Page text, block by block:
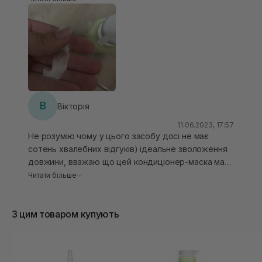
нього увагу, як на таку ціну він дуже крутий та
бюджетний
В Вікторія
11.06.2023, 17:57
Не розумію чому у цього засобу досі не має
сотень хвалебних відгуків) ідеальне зволоження
довжини, вважаю що цей кондиціонер-маска має
бути у кожної дівчинки! Легкий приємний аромат,
буду брати одразу великий обʼєм.
Читати більше
З цим товаром купують